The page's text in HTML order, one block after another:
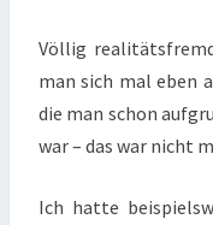
Völlig
man sich mal eben
die man schon
war – das war nicht
Ich hatte